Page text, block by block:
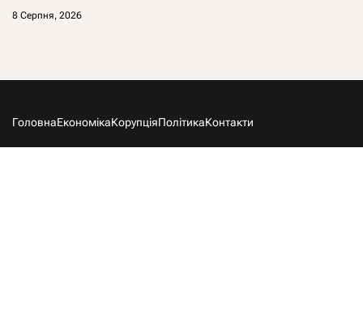
8 Серпня, 2026
ГоловнаЕкономікаКорупціяПолітикаКонтакти